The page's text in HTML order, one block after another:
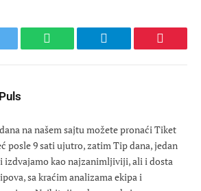
WhatsApp Telegram
na našem sajtu možete pronaći Tiket
posle 9 sati ujutro, zatim Tip dana, jedan
izdvajamo kao najzanimljiviji, ali i dosta
sa kraćim analizama ekipa i